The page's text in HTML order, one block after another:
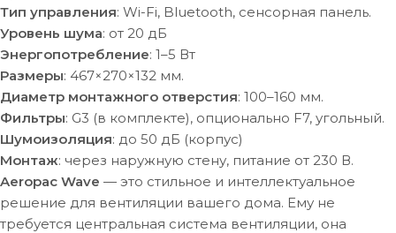
Тип управления: Wi-Fi, Bluetooth, сенсорная панель.
Уровень шума: от 20 дБ
Энергопотребление: 1–5 Вт
Размеры: 467×270×132 мм.
Диаметр монтажного отверстия: 100–160 мм.
Фильтры: G3 (в комплекте), опционально F7, угольный.
Шумоизоляция: до 50 дБ (корпус)
Монтаж: через наружную стену, питание от 230 В.
Aeropac Wave — это стильное и интеллектуальное
решение для вентиляции вашего дома. Ему не
требуется центральная система вентиляции, она